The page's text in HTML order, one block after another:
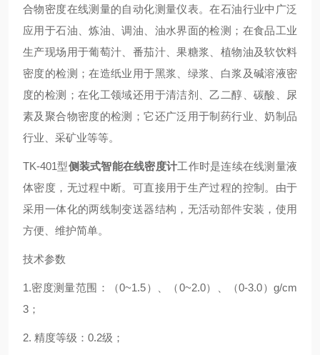
合物密度在线测量的自动化测量仪表。在石油行业中广泛
应用于石油、炼油、调油、油水界面的检测；在食品工业
生产现场用于葡萄汁、番茄汁、果糖浆、植物油及软饮料
密度的检测；在造纸业用于黑浆、绿浆、白浆及碱溶液密
度的检测；在化工领域还用于清洁剂、乙二醇、碳酸、尿
素及聚合物密度的检测；它还广泛用于制药行业、奶制品
行业、采矿业等等。
TK-401型侧装式智能在线密度计工作时是连续在线测量液
体密度，无过程中断。可直接用于生产过程的控制。由于
采用一体化的两线制变送器结构，无活动部件安装，使用
方便、维护简单。
技术参数
1.密度测量范围：（0~1.5）、（0~2.0）、（0-3.0）g/cm
3 ；
2. 精度等级： 0.2级；